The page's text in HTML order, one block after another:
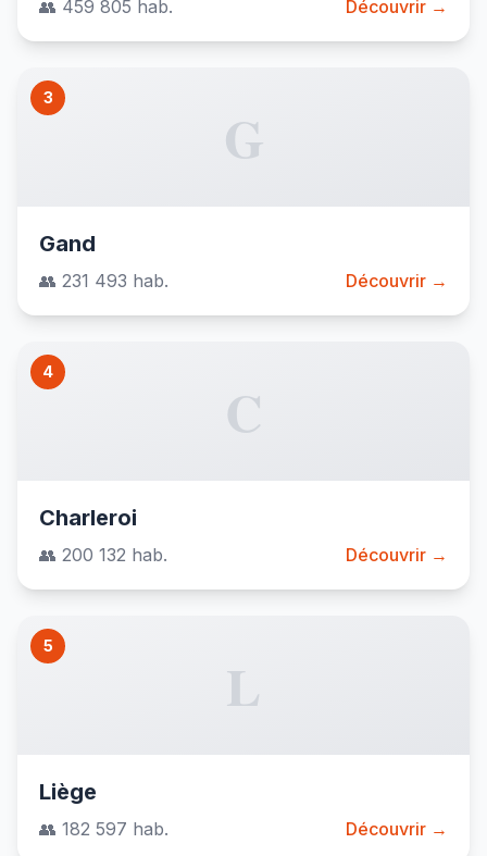
👥 459 805 hab. Découvrir →
3
G
Gand
👥 231 493 hab. Découvrir →
4
C
Charleroi
👥 200 132 hab. Découvrir →
5
L
Liège
👥 182 597 hab. Découvrir →